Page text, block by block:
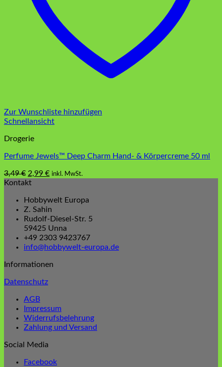
Zur Wunschliste hinzufügen
Schnellansicht
Drogerie
Perfume Jewels™ Deep Charm Hand- & Körpercreme 50 ml
3,49€ Ursprünglicher
Preis
3,49 €
2,99 €Aktueller
2,99 €.
inkl. MwSt.
Kontakt
Hobbywelt Europa
Z. Sahin
Rudolf-Diesel-Str. 5
59425 Unna
+49 2303 9423767
info@hobbywelt-europa.de
Informationen
Datenschutz
AGB
Impressum
Widerrufsbelehrung
Zahlung und Versand
Social Media
Facebook